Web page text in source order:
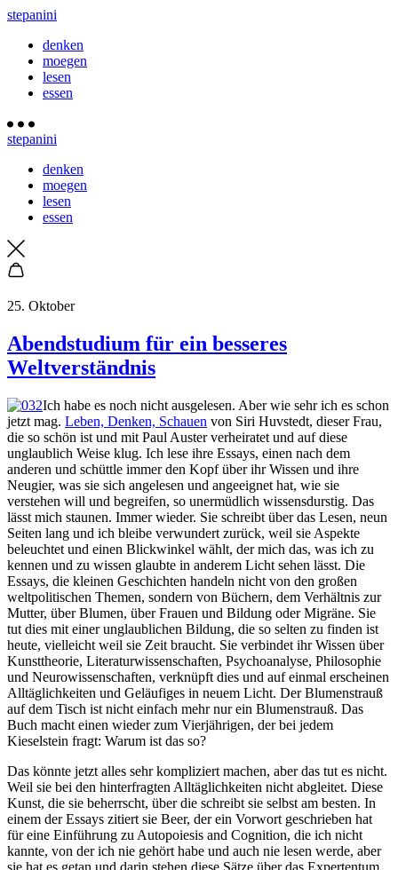
stepanini
denken
moegen
lesen
essen
stepanini
denken
moegen
lesen
essen
25. Oktober
Abendstudium für ein besseres
Weltverständnis
Ich habe es noch nicht ausgelesen. Aber wie sehr ich es schon
jetzt mag. Leben, Denken, Schauen von Siri Huvstedt, dieser Frau,
die so schön ist und mit Paul Auster verheiratet und auf diese
unglaublich Weise klug. Ich lese ihre Essays, einen nach dem
anderen und schüttle immer den Kopf über ihr Wissen und ihre
Neugier, was sie sich angelesen und angeeignet hat, wie sie
verstehen will und begreifen, so unermüdlich wissensdurstig. Das
lässt mich staunen. Immer wieder. Sie schreibt über das Lesen, neun
Seiten lang und ich bleibe verwundert zurück, weil sie Aspekte
beleuchtet und einen Blickwinkel wählt, der mich das, was ich zu
kennen und zu wissen glaubte in anderem Licht sehen lässt. Die
Essays, die kleinen Geschichten handeln nicht von den großen
weltpolitischen Themen, sondern von Büchern, dem Verhältnis zur
Mutter, über Blumen, über Frauen und Bildung oder Migräne. Sie
tut dies mit einer unglaublichen Bildung, die so selten zu finden ist
heute, vielleicht weil sie Zeit braucht. Sie verbindet ihr Wissen über
Kunsttheorie, Literaturwissenschaften, Psychoanalyse, Philosophie
und Neurowissenschaften, verknüpft dies und auf einmal erscheinen
Alltäglichkeiten und Geläufiges in neuem Licht. Der Blumenstrauß
auf dem Tisch ist nicht einfach mehr nur ein Blumenstrauß. Das
Buch macht einen wieder zum Vierjährigen, der bei jedem
Kieselstein fragt: Warum ist das so?
Das könnte jetzt alles sehr kompliziert machen, aber das tut es nicht.
Weil sie bei den hinterfragten Alltäglichkeiten nicht abgleitet. Diese
Kunst, die sie beherrscht, über die schreibt sie selbst am besten. In
einem der Essays zitiert sie Beer, der ein Vorwort geschrieben hat
für eine Einführung zu Autopoiesis and Cognition, die ich nicht
kannte, von der ich nie gehört habe und auch nie lesen werde, aber
sie hat es getan und darin stehen diese Sätze über das Expertentum,